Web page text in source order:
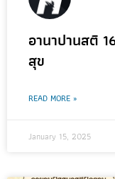
อานาปานสติ
สุข
READ MORE »
January 15, 2025